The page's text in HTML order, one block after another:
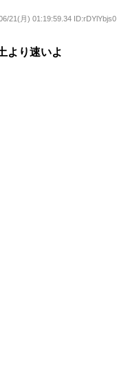
21(月) 01:19:59.34 ID:rDYlYbjs0
より速いよ